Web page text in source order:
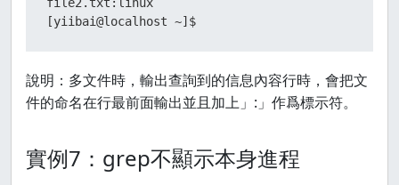
[yiibai@localhost ~]$
說明：多文件時，輸出查詢到的信息內容行時，會把文
件的命名在行最前面輸出並且加上」:」作爲標示符。
實例7：grep不顯示本身進程